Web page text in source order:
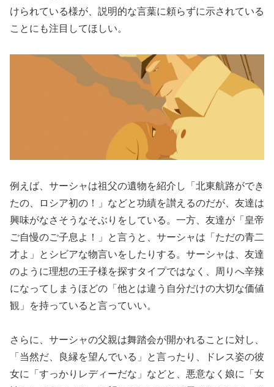
けられている様が、説明的な言葉に頼らずに示されている
ことにも注目してほしい。
例えば、サーシャは祖父の遺物を紹介し「北東航路ができ
たの、ロシア初の！」などと功績を讃えるのだが、友達は
興味がなさそうなそぶりをしている。一方、友達が「皇帝
ご自慢のご子息よ！」と言うと、サーシャは「ただの青二
才よ」とシビアな物言いをしたりする。サーシャは、友達
のように理想の王子様を探すタイプではなく、周りへ辛辣
になってしまうほどの「他とは違う自分だけの大切な価値
観」を持っていると言っていい。
さらに、サーシャの父親は舞踏会が開かれることに対し、
「当然だ、良縁を望んでいる」と言ったり、ドレス姿の彼
女に「すっかりレディーだな」などと、悪意なく娘に「女